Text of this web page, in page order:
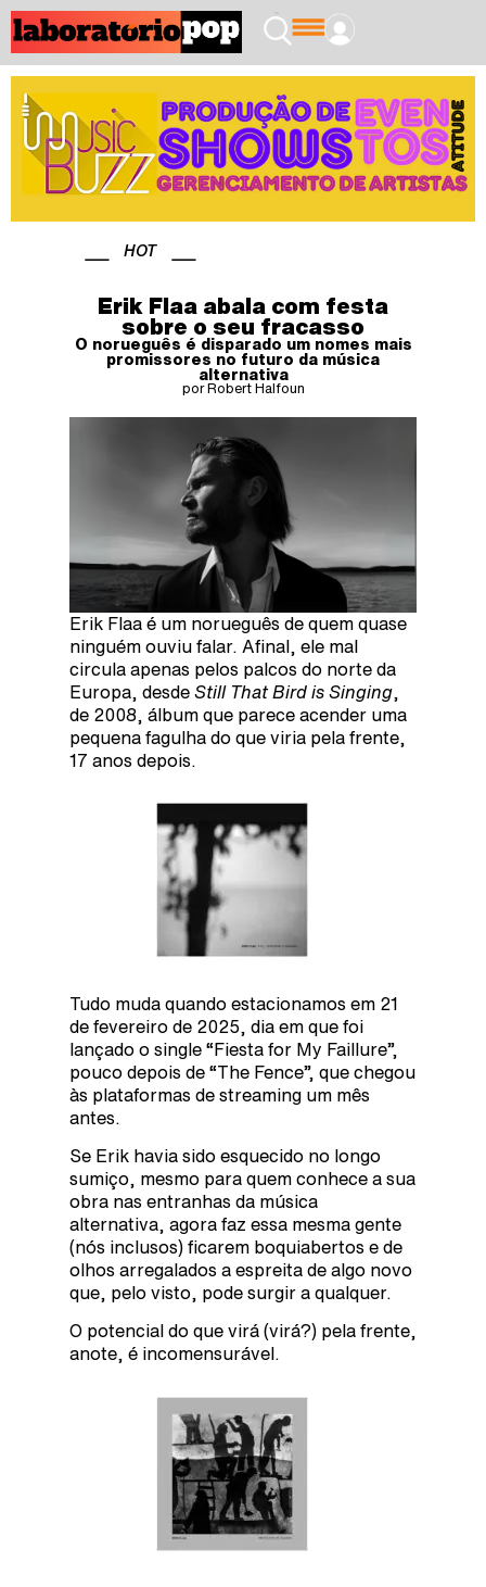
HOT
Erik Flaa abala com festa
sobre o seu fracasso
O norueguês é disparado um nomes mais
promissores no futuro da música
alternativa
por Robert Halfoun
Erik Flaa é um norueguês de quem quase
ninguém ouviu falar. Afinal, ele mal
circula apenas pelos palcos do norte da
Europa, desde Still That Bird is Singing
de 2008, álbum que parece acender uma
pequena fagulha do que viria pela frente,
17 anos depois.
Tudo muda quando estacionamos em 21
de fevereiro de 2025, dia em que foi
lançado o single “Fiesta for My Faillure”,
pouco depois de “The Fence”, que chegou
às plataformas de streaming um mês
antes.
Se Erik havia sido esquecido no longo
sumiço, mesmo para quem conhece a sua
obra nas entranhas da música
alternativa, agora faz essa mesma gente
(nós inclusos) ficarem boquiabertos e de
olhos arregalados a espreita de algo novo
que, pelo visto, pode surgir a qualquer.
O potencial do que virá (virá?) pela frente,
anote, é incomensurável.